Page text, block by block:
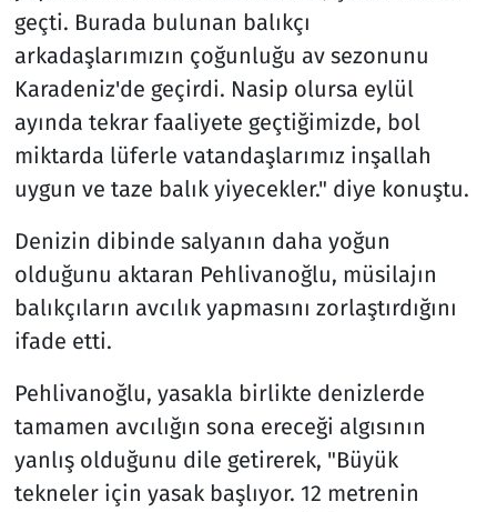
geçti. Burada bulunan balıkçı
arkadaşlarımızın çoğunluğu av sezonunu
Karadeniz'de geçirdi. Nasip olursa eylül
ayında tekrar faaliyete geçtiğimizde, bol
miktarda lüferle vatandaşlarımız inşallah
uygun ve taze balık yiyecekler." diye konuştu.
Denizin dibinde salyanın daha yoğun
olduğunu aktaran Pehlivanoğlu, müsilajın
balıkçıların avcılık yapmasını zorlaştırdığını
ifade etti.
Pehlivanoğlu, yasakla birlikte denizlerde
tamamen avcılığın sona ereceği algısının
yanlış olduğunu dile getirerek, "Büyük
tekneler için yasak başlıyor. 12 metrenin